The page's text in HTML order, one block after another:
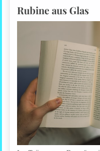
Rubine aus Glas